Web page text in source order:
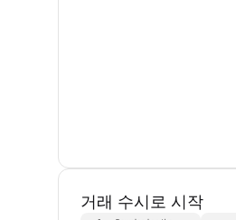
거래 수시로 시작